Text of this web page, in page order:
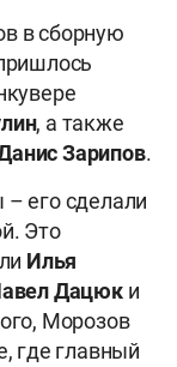
в сборную
, а также
Зарипов.
его сделали
Это
Илья
Дацюки
Морозов
где главный